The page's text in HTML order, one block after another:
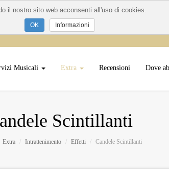
Musicali Extra Recensioni Dove
Scintillanti
Extra Intrattenimento Effetti Candele Scintillanti
il nostro sito web acconsenti all'uso di cookies.
Informazioni